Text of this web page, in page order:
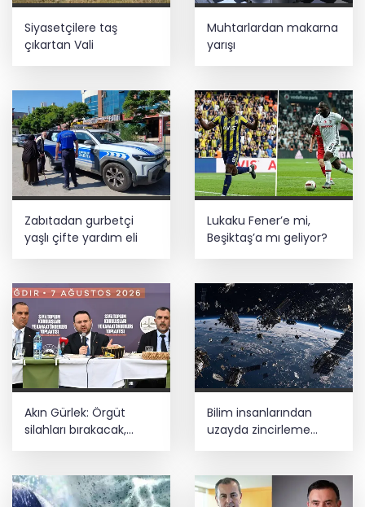
Siyasetçilere taş
çıkartan Vali
Muhtarlardan makarna
yarışı
Zabıtadan gurbetçi
yaşlı çifte yardım eli
Lukaku Fener’e mi,
Beşiktaş’a mı geliyor?
Akın Gürlek: Örgüt
silahları bırakacak,
Bilim insanlarından
uzayda zincirleme